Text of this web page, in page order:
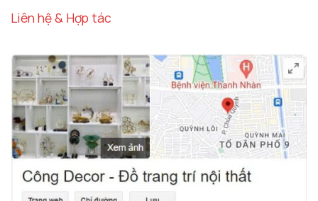
Liên hệ & Hợp tác